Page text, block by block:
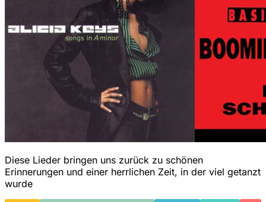
Diese Lieder bringen uns zurück zu schönen
Erinnerungen und einer herrlichen Zeit, in der viel getanzt
wurde